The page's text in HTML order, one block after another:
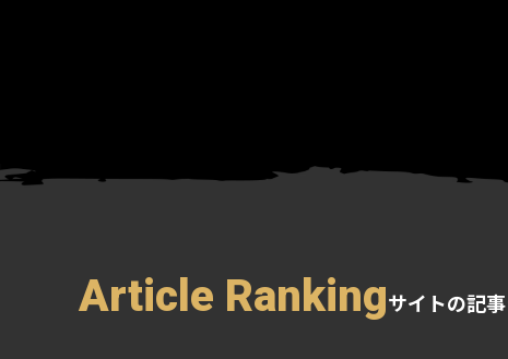
Article Rankingサイトの記